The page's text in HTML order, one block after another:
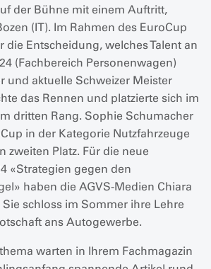
der Bühne mit einem Auftritt,
(IT). Im Rahmen des EuroCup
die Entscheidung, welches Talent an
(Fachbereich Personenwagen)
und aktuelle Schweizer Meister
das Rennen und platzierte sich im
dritten Rang. Sophie Schumacher
in der Kategorie Nutzfahrzeuge
zweiten Platz. Für die neue
«Strategien gegen den
haben die AGVS-Medien Chiara
schloss im Sommer ihre Lehre
ans Autogewerbe.
warten in Ihrem Fachmagazin